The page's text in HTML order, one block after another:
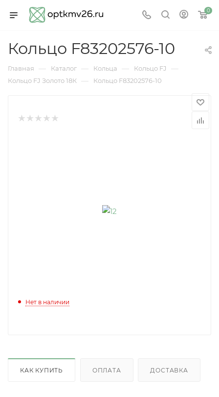
0
Кольцо F83202576-10
Главная — Каталог — Кольца — Кольцо FJ —
Кольцо FJ Золото 18К — Кольцо F83202576-10
Нет в наличии
КАК КУПИТЬ ОПЛАТА ДОСТАВКА